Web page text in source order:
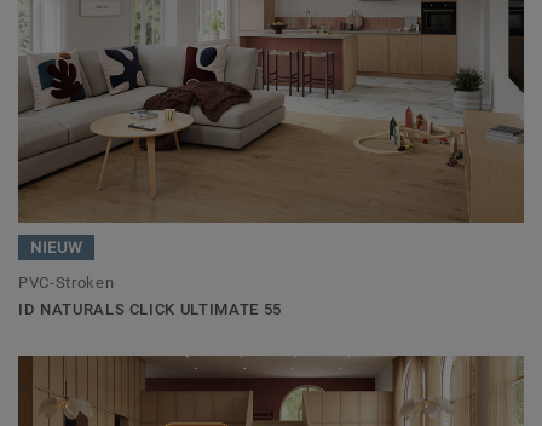
NIEUW
PVC-Stroken
ID NATURALS CLICK ULTIMATE 55